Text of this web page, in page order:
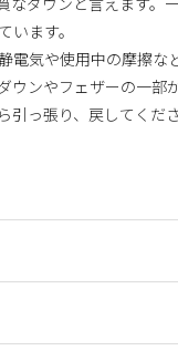
ます。
気や使用中の摩擦な
ウンやフェザーの一部
っ張り、戻してくださ